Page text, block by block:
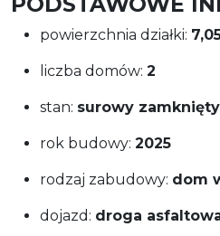
powierzchnia działki:
liczba domów: 2
stan: surowy zamknięty
rok budowy: 2025
rodzaj zabudowy: dom
dojazd: droga